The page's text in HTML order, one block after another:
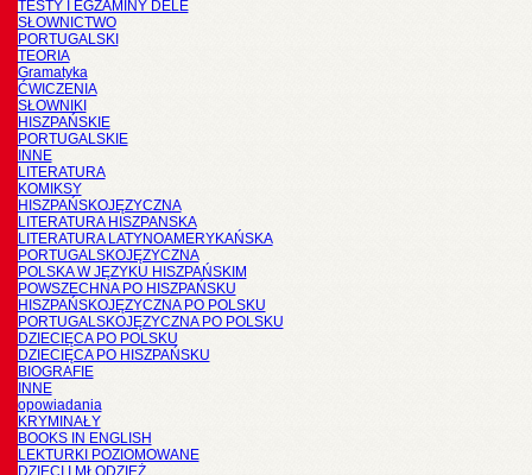
TESTY I EGZAMINY DELE
SŁOWNICTWO
PORTUGALSKI
TEORIA
Gramatyka
ĆWICZENIA
SŁOWNIKI
HISZPAŃSKIE
PORTUGALSKIE
INNE
LITERATURA
KOMIKSY
HISZPAŃSKOJĘZYCZNA
LITERATURA HISZPANSKA
LITERATURA LATYNOAMERYKAŃSKA
PORTUGALSKOJĘZYCZNA
POLSKA W JĘZYKU HISZPAŃSKIM
POWSZECHNA PO HISZPAŃSKU
HISZPAŃSKOJĘZYCZNA PO POLSKU
PORTUGALSKOJĘZYCZNA PO POLSKU
DZIECIĘCA PO POLSKU
DZIECIĘCA PO HISZPAŃSKU
BIOGRAFIE
INNE
opowiadania
KRYMINAŁY
BOOKS IN ENGLISH
LEKTURKI POZIOMOWANE
DZIECI I MŁODZIEŻ